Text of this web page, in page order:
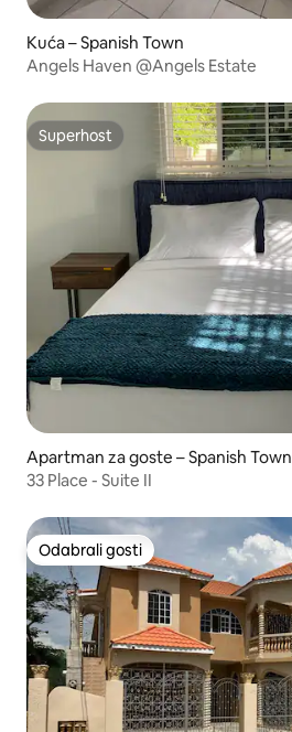
Kuća – Spanish Town
Angels Haven @Angels Estate
Superhost
Superhost
Apartman za goste – Spanish Town
33 Place - Suite II
Odabrali gosti
Odabrali gosti